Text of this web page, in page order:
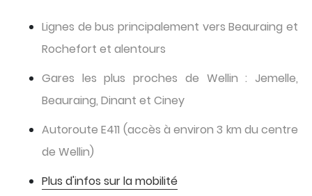
Lignes de bus principalement vers Beauraing et
Rochefort et alentours
Gares les plus proches de Wellin : Jemelle,
Beauraing, Dinant et Ciney
Autoroute E411 (accès à environ 3 km du centre
de Wellin)
Plus d'infos sur la mobilité